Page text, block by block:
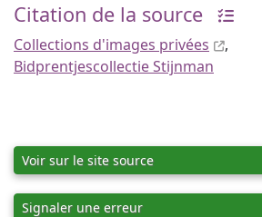
Citation de la source
Collections d'images privées
,
Bidprentjescollectie Stijnman
Voir sur le site source
Signaler une erreur